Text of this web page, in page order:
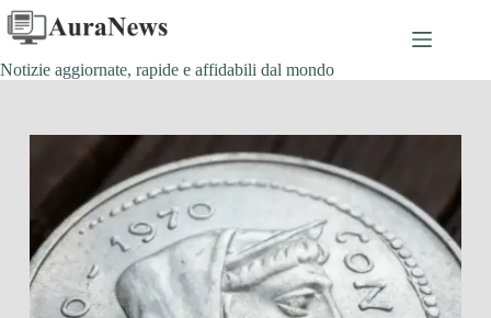
Salta
contenuto
Notizie aggiornate, rapide e affidabili dal mondo